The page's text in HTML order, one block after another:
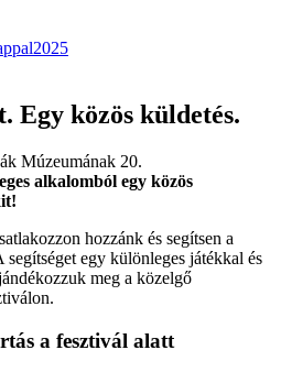
Egy közös küldetés.
Múzeumának 20.
alkalomból egy közös
hozzánk és segítsen a
segítséget egy különleges játékkal és
meg a közelgő
a fesztivál alatt